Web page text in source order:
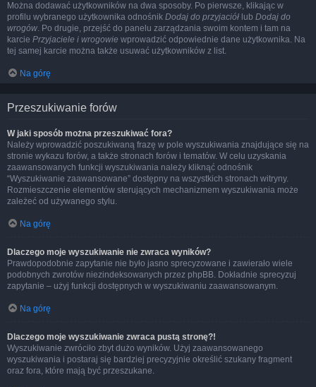
Można dodawać użytkowników na dwa sposoby. Po pierwsze, klikając w
profilu wybranego użytkownika odnośnik Dodaj do przyjaciół lub Dodaj do
wrogów. Po drugie, przejść do panelu zarządzania swoim kontem i tam na
karcie Przyjaciele i wrogowie wprowadzić odpowiednie dane użytkownika. Na
tej samej karcie można także usuwać użytkowników z list.
Na górę
Przeszukiwanie forów
W jaki sposób można przeszukiwać fora?
Należy wprowadzić poszukiwaną frazę w pole wyszukiwania znajdujące się na
stronie wykazu forów, a także stronach forów i tematów. W celu uzyskania
zaawansowanych funkcji wyszukiwania należy kliknąć odnośnik
“Wyszukiwanie zaawansowane” dostępny na wszystkich stronach witryny.
Rozmieszczenie elementów sterujących mechanizmem wyszukiwania może
zależeć od używanego stylu.
Na górę
Dlaczego moje wyszukiwanie nie zwraca wyników?
Prawdopodobnie zapytanie nie było jasno sprecyzowane i zawierało wiele
podobnych zwrotów niezindeksowanych przez phpBB. Dokładnie sprecyzuj
zapytanie – użyj funkcji dostępnych w wyszukiwaniu zaawansowanym.
Na górę
Dlaczego moje wyszukiwanie zwraca pustą stronę?!
Wyszukiwanie zwróciło zbyt dużo wyników. Użyj zaawansowanego
wyszukiwania i postaraj się bardziej precyzyjnie określić szukany fragment
oraz fora, które mają być przeszukane.